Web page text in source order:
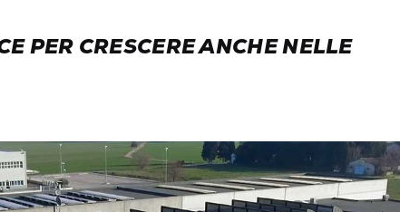
PER CRESCERE ANCHE NELLE